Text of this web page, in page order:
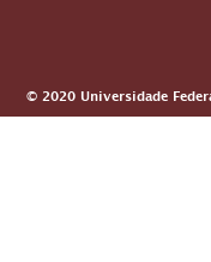
© 2020 Universidade